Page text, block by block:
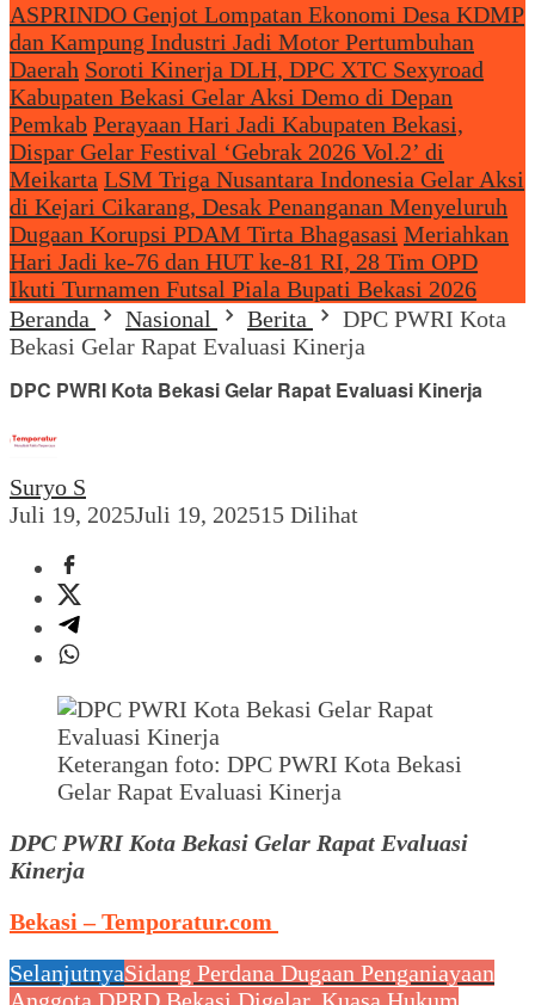
ASPRINDO Genjot Lompatan Ekonomi Desa KDMP
dan Kampung Industri Jadi Motor Pertumbuhan
Daerah Soroti Kinerja DLH, DPC XTC Sexyroad
Kabupaten Bekasi Gelar Aksi Demo di Depan
Pemkab Perayaan Hari Jadi Kabupaten Bekasi,
Dispar Gelar Festival ‘Gebrak 2026 Vol.2’ di
Meikarta LSM Triga Nusantara Indonesia Gelar Aksi
di Kejari Cikarang, Desak Penanganan Menyeluruh
Dugaan Korupsi PDAM Tirta Bhagasasi Meriahkan
Hari Jadi ke-76 dan HUT ke-81 RI, 28 Tim OPD
Ikuti Turnamen Futsal Piala Bupati Bekasi 2026
Beranda
Nasional Berita
DPC PWRI Kota
Bekasi Gelar Rapat Evaluasi Kinerja
DPC PWRI Kota Bekasi Gelar Rapat Evaluasi Kinerja
Suryo S
Juli 19, 2025Juli 19, 202515 Dilihat
Keterangan foto: DPC PWRI Kota Bekasi
Gelar Rapat Evaluasi Kinerja
DPC PWRI Kota Bekasi Gelar Rapat Evaluasi
Kinerja
Bekasi – Temporatur.com
SelanjutnyaSidang Perdana Dugaan Penganiayaan
Anggota DPRD Bekasi Digelar, Kuasa Hukum